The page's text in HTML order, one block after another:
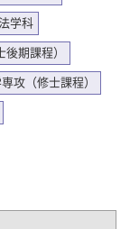
学科
期課程）
攻（修士課程）